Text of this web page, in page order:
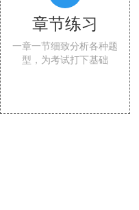
章节练习
一章一节细致分析各种题
型，为考试打下基础